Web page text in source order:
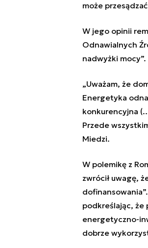
może
W jego opinii
Odnawialnych
nadwyżki mocy”.
„Uważam, że
Energetyka
konkurencyjna
Przede
Miedzi.
W polemikę z
zwrócił uwagę,
podkreślając,
energetyczno-
dobrze